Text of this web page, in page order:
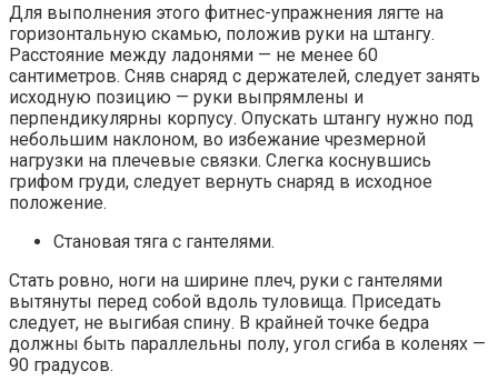
Для выполнения этого фитнес-упражнения лягте на
горизонтальную скамью, положив руки на штангу.
Расстояние между ладонями — не менее 60
сантиметров. Сняв снаряд с держателей, следует занять
исходную позицию — руки выпрямлены и
перпендикулярны корпусу. Опускать штангу нужно под
небольшим наклоном, во избежание чрезмерной
нагрузки на плечевые связки. Слегка коснувшись
грифом груди, следует вернуть снаряд в исходное
положение.
Становая тяга с гантелями.
Стать ровно, ноги на ширине плеч, руки с гантелями
вытянуты перед собой вдоль туловища. Приседать
следует, не выгибая спину. В крайней точке бедра
должны быть параллельны полу, угол сгиба в коленях —
90 градусов.